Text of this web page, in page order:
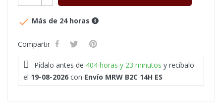
 Más de 24 horas
Compartir
Pídalo antes de 404 horas y 23 minutos y recíbalo
el 19-08-2026 con Envío MRW B2C 14H ES